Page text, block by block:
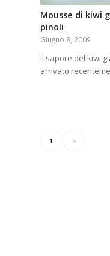
Mousse di kiwi
pinoli
Giugno 8, 2009
Il sapore del kiwi
arrivato
1 2